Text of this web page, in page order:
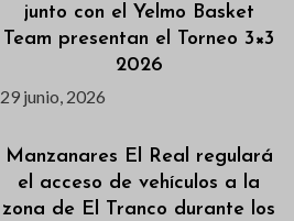
junto con el Yelmo Basket
Team presentan el Torneo 3×3
2026
29 junio, 2026
Manzanares El Real regulará
el acceso de vehículos a la
zona de El Tranco durante los